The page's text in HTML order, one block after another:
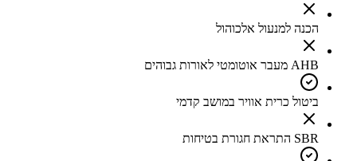
הכנה למנעול אלכוהול
AHB מעבר אוטומטי לאורות גבוהים
ביטול כרית אוויר במושב קדמי
SBR התראת חגורת בטיחות